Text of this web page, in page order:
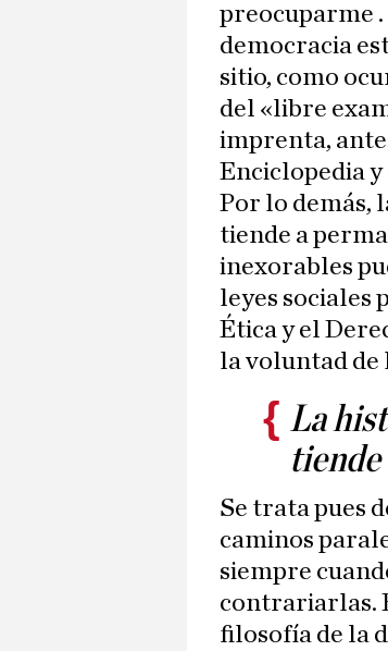
preocuparme .
democracia
sitio, como
del «libre
imprenta,
Enciclopedia
Por lo demás,
tiende a
inexorables
leyes sociales
Ética y el
la voluntad de
La
tiende
Se trata pues
caminos
siempre
contrariarlas.
filosofía de la